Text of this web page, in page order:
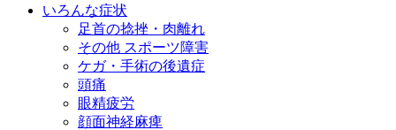
いろんな症状
足首の捻挫・肉離れ
その他 スポーツ障害
ケガ・手術の後遺症
頭痛
眼精疲労
顔面神経麻痺